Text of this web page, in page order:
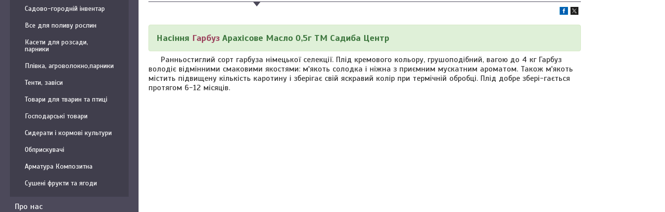
Насіння Гарбуз Арахісове Масло 0,5г ТМ Садиба Центр
Ранньостиглий сорт гарбуза німецької селекції. Плід кремового кольору, грушоподібний, вагою до 4 кг Гарбуз
володіє відмінними смаковими якостями: м'якоть солодка і ніжна з приємним мускатним ароматом. Також м'якоть
містить підвищену кількість каротину і зберігає свій яскравий колір при термічній обробці. Плід добре збері-гається
протягом 6-12 місяців.
Садово-городній інвентар
Все для поливу рослин
Касети для розсади,
парники
Плівка, агроволокно,парники
Тенти, завіси
Товари для тварин та птиці
Господарські товари
Сидерати і кормові культури
Обприскувачі
Арматура Композитна
Сушені фрукти та ягоди
Про нас